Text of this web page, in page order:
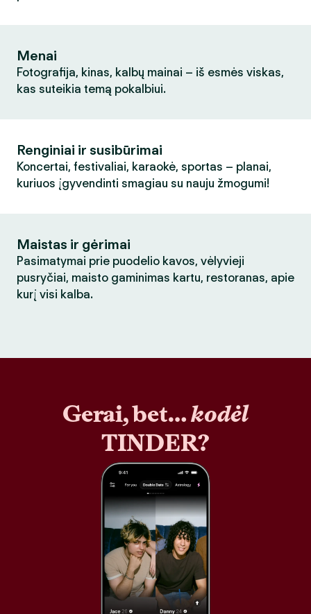
Menai
Fotografija, kinas, kalbų mainai – iš esmės viskas,
kas suteikia temą pokalbiui.
Renginiai ir susibūrimai
Koncertai, festivaliai, karaokė, sportas – planai,
kuriuos įgyvendinti smagiau su nauju žmogumi!
Maistas ir gėrimai
Pasimatymai prie puodelio kavos, vėlyvieji
pusryčiai, maisto gaminimas kartu, restoranas, apie
kurį visi kalba.
Gerai, bet…kodėl
TINDER?